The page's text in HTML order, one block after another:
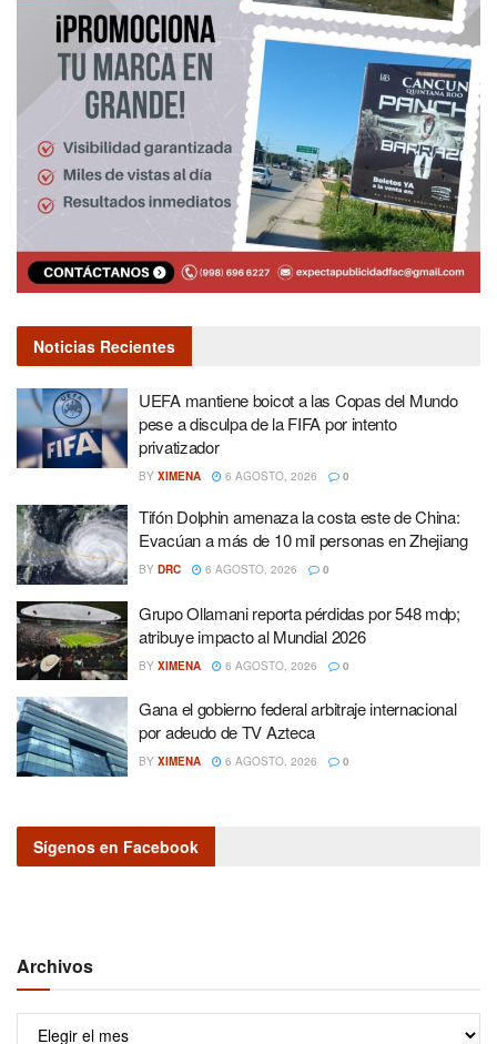
Noticias Recientes
UEFA mantiene boicot a las Copas del Mundo
pese a disculpa de la FIFA por intento
privatizador
BY XIMENA 6 AGOSTO, 2026 0
Tifón Dolphin amenaza la costa este de China:
Evacúan a más de 10 mil personas en Zhejiang
BY DRC 6 AGOSTO, 2026 0
Grupo Ollamani reporta pérdidas por 548 mdp;
atribuye impacto al Mundial 2026
BY XIMENA 6 AGOSTO, 2026 0
Gana el gobierno federal arbitraje internacional
por adeudo de TV Azteca
BY XIMENA 6 AGOSTO, 2026 0
Sígenos en Facebook
Archivos